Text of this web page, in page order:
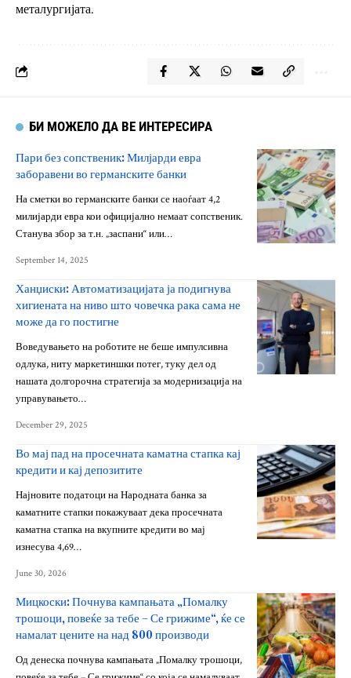
металургијата.
БИ МОЖЕЛО ДА ВЕ ИНТЕРЕСИРА
Пари без сопственик: Милјарди евра
заборавени во германските банки
На сметки во германските банки се наоѓаат 4,2
милијарди евра кои официјално немаат сопственик.
Станува збор за т.н. „заспани“ или…
September 14, 2025
Ханџиски: Автоматизацијата ја подигнува
хигиената на ниво што човечка рака сама не
може да го постигне
Воведувањето на роботите не беше импулсивна
одлука, ниту маркетиншки потег, туку дел од
нашата долгорочна стратегија за модернизација на
управувањето…
December 29, 2025
Во мај пад на просечната каматна стапка кај
кредити и кај депозитите
Најновите податоци на Народната банка за
каматните стапки покажуваат дека просечната
каматна стапка на вкупните кредити во мај
изнесува 4,69…
June 30, 2026
Мицкоски: Почнува кампањата „Помалку
трошоци, повеќе за тебе – Се грижиме“, ќе се
намалат цените на над 800 производи
Од денеска почнува кампањата „Помалку трошоци,